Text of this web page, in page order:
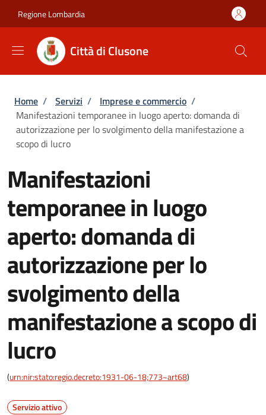
Regione Lombardia
Città di Clusone
Briciole di pane
Home / Servizi / Imprese e commercio /
Manifestazioni temporanee in luogo aperto: domanda di
autorizzazione per lo svolgimento della manifestazione a
scopo di lucro
Manifestazioni
temporanee in luogo
aperto: domanda di
autorizzazione per lo
svolgimento della
manifestazione a scopo di
lucro
(urn:nir:stato:regio.decreto:1931-06-18;773~art68)
Servizio attivo